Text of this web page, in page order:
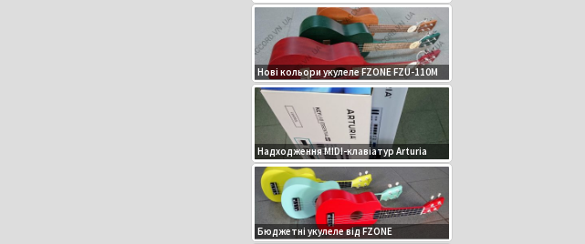
Нові кольори укулеле FZONE FZU-110M
Надходження MIDI-клавіатур Arturia
Бюджетні укулеле від FZONE